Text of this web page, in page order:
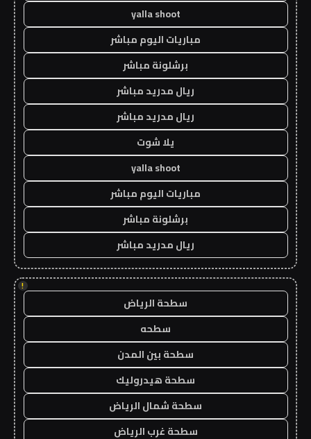
yalla shoot
مباريات اليوم مباشر
برشلونة مباشر
ريال مدريد مباشر
ريال مدريد مباشر
يلا شوت
yalla shoot
مباريات اليوم مباشر
برشلونة مباشر
ريال مدريد مباشر
!
سطحة الرياض
سطحه
سطحة بين المدن
سطحة هيدروليك
سطحة شمال الرياض
سطحة غرب الرياض